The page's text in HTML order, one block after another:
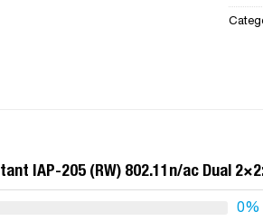
IAP-205 (RW) 802.11n/ac Dual
0%